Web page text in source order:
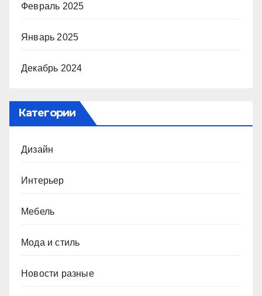
Февраль 2025
Январь 2025
Декабрь 2024
Категории
Дизайн
Интерьер
Мебель
Мода и стиль
Новости разные